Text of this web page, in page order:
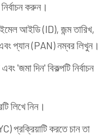
করুন।
আইডি (ID), জন্ম তারিখ,
প্যান (PAN) নম্বর লিখুন।
'জমা দিন' বিকল্পটি নির্বাচন
লিখে নিন।
প্রক্রিয়াটি করতে চান তা